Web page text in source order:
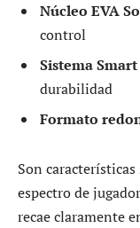
Núcleo EVA
control
Sistema
durabilidad
Formato
Son
espectro de
recae claramente